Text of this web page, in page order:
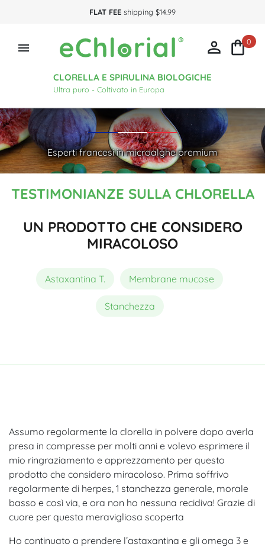
FLAT FEE shipping $14.99

CLORELLA E SPIRULINA BIOLOGICHE
Ultra puro - Coltivato in Europa
 0
Esperti francesi in microalghe premium
TESTIMONIANZE SULLA CHLORELLA
UN PRODOTTO CHE CONSIDERO
MIRACOLOSO
Astaxantina T. Membrane mucose
Stanchezza
Assumo regolarmente la clorella in polvere dopo averla
presa in compresse per molti anni e volevo esprimere il
mio ringraziamento e apprezzamento per questo
prodotto che considero miracoloso. Prima soffrivo
regolarmente di herpes, 1 stanchezza generale, morale
basso e così via, e ora non ho nessuna recidiva! Grazie di
cuore per questa meravigliosa scoperta
Ho continuato a prendere l’astaxantina e gli omega 3 e